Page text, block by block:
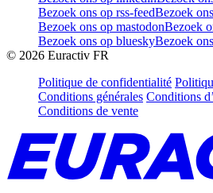
Bezoek ons op rss-feedBezoek
Bezoek ons op mastodonBezoek
Bezoek ons op blueskyBezoek
© 2026 Euractiv FR
Politique de confidentialité
Conditions générales Conditions
Conditions de vente